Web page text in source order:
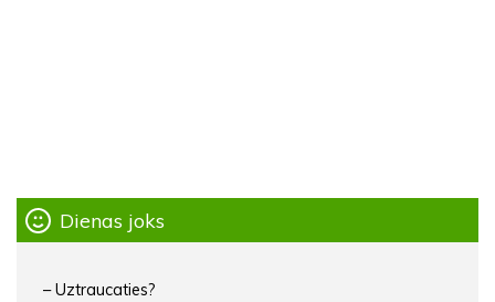
Dienas joks
– Uztraucaties?